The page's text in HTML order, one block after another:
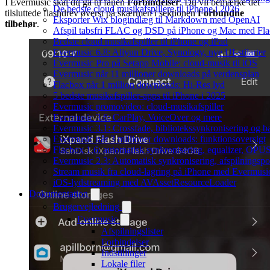
De bedste cloud musikafspillere til iPhone i 2026
Eksporter Wix blogindlæg til Markdown med OpenAI
Afspil tabsfri FLAC og DSD på iPhone og Mac med
Bedste cloud musikafspiller til iPhone og iPad
Evermusic 6.8: Aliyun Drive, Synology, nye UI-stilarter
Evermusic Pro på Setapp Mobile: cloud-musik til iOS
Evermusic når 11 millioner downloads på verdensplan
Flacbox når 1 million downloads: Hi-Res lyd
5 bedste musikafspiller-apps til iPhone i 2025
Evermusic promovideo: cloud-musikafspiller
Evermusic 3.6: CarPlay, VoiceOver og mere
Evermusic 3.1: Crossfade, bibliotekssynkronisering og
Evermusic når 3 millioner downloads: funktionsoversigt
Flacbox 1.6: automatisk synkronisering, equalizer,
Evermusic 2.3: Automatisk synkronisering,
Stream musik fra cloud-lagring på iPhone med
iOS-lydstreaming med AVAssetResourceLoader
Dokumentation
Brugervejledning
Evermusic
Afspilningslister
Forbindelser
Indstillinger
Lokale filer
tilsluttede flashdrev øverst på skærmen i sektionenForbundne
tilbehør.